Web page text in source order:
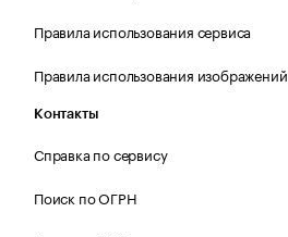
Правила использования сервиса
Правила использования изображений
Контакты
Справка по сервису
Поиск по ОГРН